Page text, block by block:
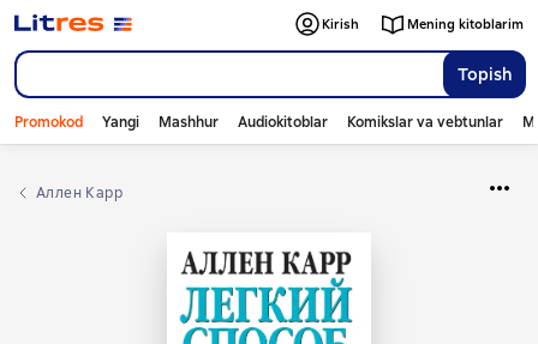
Topish
Kirish Mening kitoblarim
Promokod Yangi Mashhur Audiokitoblar Komikslar va vebtunlar
Аллен Карр